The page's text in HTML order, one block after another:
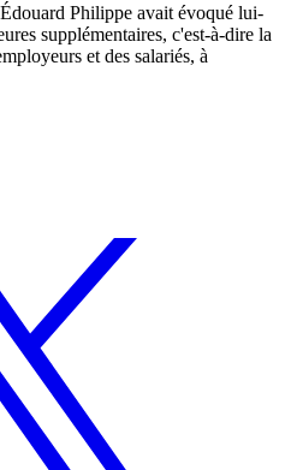
Philippe avait évoqué lui-
supplémentaires, c'est-à-dire la
et des salariés, à